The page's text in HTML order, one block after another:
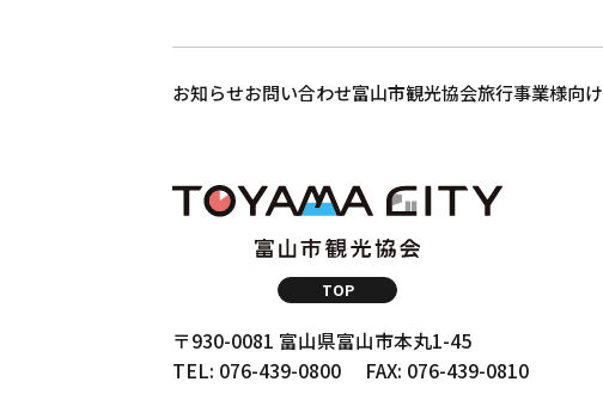
お知らせお問い合わせ富山市観光協会旅行事業様向け
TOP
〒930-0081 富山県富山市本丸1-45
TEL: 076-439-0800
FAX: 076-439-0810